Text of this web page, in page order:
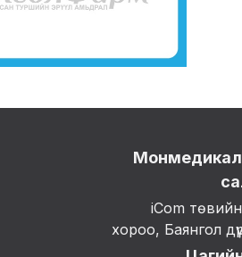
Монмедикал
iCom
хороо, Баянгол